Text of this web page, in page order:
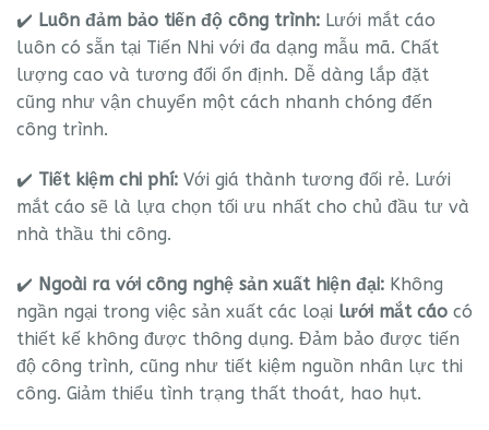
✔️ Luôn đảm bảo tiến độ công trình: Lưới mắt cáo
luôn có sẵn tại Tiến Nhi với đa dạng mẫu mã. Chất
lượng cao và tương đối ổn định. Dễ dàng lắp đặt
cũng như vận chuyển một cách nhanh chóng đến
công trình.
✔️ Tiết kiệm chi phí: Với giá thành tương đối rẻ. Lưới
mắt cáo sẽ là lựa chọn tối ưu nhất cho chủ đầu tư và
nhà thầu thi công.
✔️ Ngoài ra với công nghệ sản xuất hiện đại: Không
ngần ngại trong việc sản xuất các loại lưới mắt cáo có
thiết kế không được thông dụng. Đảm bảo được tiến
độ công trình, cũng như tiết kiệm nguồn nhân lực thi
công. Giảm thiểu tình trạng thất thoát, hao hụt.